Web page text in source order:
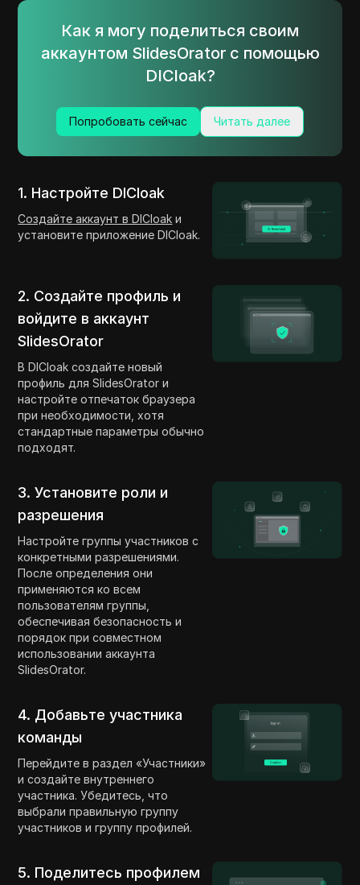
Как я могу поделиться своим
аккаунтом SlidesOrator с помощью
DICloak?
Попробовать сейчас Читать далее
1. Настройте DICloak
Создайте аккаунт в DICloak и
установите приложение DICloak.
2. Создайте профиль и
войдите в аккаунт
SlidesOrator
В DICloak создайте новый
профиль для SlidesOrator и
настройте отпечаток браузера
при необходимости, хотя
стандартные параметры обычно
подходят.
3. Установите роли и
разрешения
Настройте группы участников с
конкретными разрешениями.
После определения они
применяются ко всем
пользователям группы,
обеспечивая безопасность и
порядок при совместном
использовании аккаунта
SlidesOrator.
4. Добавьте участника
команды
Перейдите в раздел «Участники»
и создайте внутреннего
участника. Убедитесь, что
выбрали правильную группу
участников и группу профилей.
5. Поделитесь профилем